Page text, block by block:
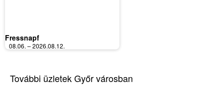
Fressnapf
08.06. – 2026.08.12.
További üzletek Győr városban